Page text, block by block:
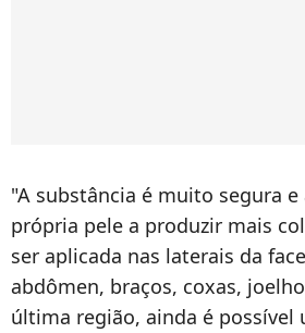
"A substância é muito segura
própria pele a produzir mais
ser aplicada nas laterais da
abdômen, braços, coxas,
última região, ainda é possível